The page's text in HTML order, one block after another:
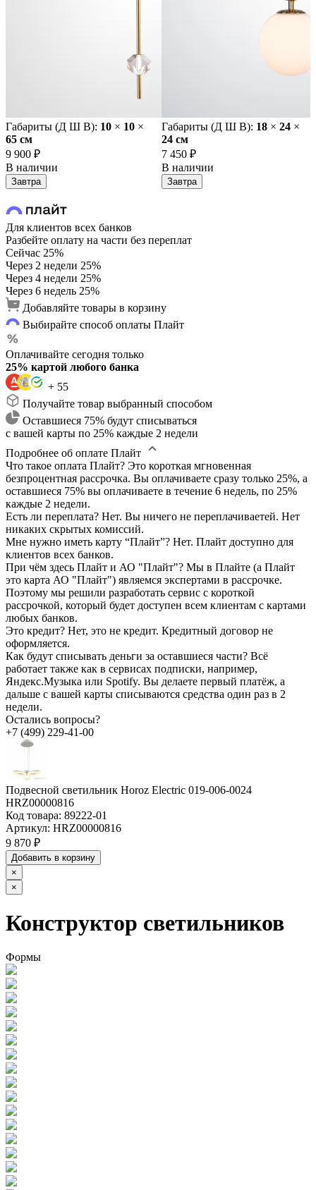
Габариты (Д Ш В): 10 × 10 ×
65 cм
9 900 ₽
В наличии
Завтра
Габариты (Д Ш В): 18 × 24 ×
24 cм
7 450 ₽
В наличии
Завтра
Для клиентов всех банков
Разбейте оплату на части без переплат
Сейчас 25%
Через 2 недели 25%
Через 4 недели 25%
Через 6 недель 25%
Добавляйте товары в корзину
Выбирайте способ оплаты Плайт
Оплачивайте сегодня только
25% картой любого банка
+ 55
Получайте товар выбранный способом
Оставшиеся 75% будут списываться
с вашей карты по 25% каждые 2 недели
Подробнее об оплате Плайт
Что такое оплата Плайт? Это короткая мгновенная
безпроцентная рассрочка. Вы оплачиваете сразу только 25%, а
оставшиеся 75% вы оплачиваете в течение 6 недель, по 25%
каждые 2 недели.
Есть ли переплата? Нет. Вы ничего не переплачиваетей. Нет
никаких скрытых комиссий.
Мне нужно иметь карту “Плайт”? Нет. Плайт доступно для
клиентов всех банков.
При чём здесь Плайт и АО "Плайт"? Мы в Плайте (а Плайт
это карта АО "Плайт") являемся экспертами в рассрочке.
Поэтому мы решили разработать сервис с короткой
рассрочкой, который будет доступен всем клиентам с картами
любых банков.
Это кредит? Нет, это не кредит. Кредитный договор не
оформляется.
Как будут списывать деньги за оставшиеся части? Всё
работает также как в сервисах подписки, например,
Яндекс.Музыка или Spotify. Вы делаете первый платёж, а
дальше с вашей карты списываются средства один раз в 2
недели.
Остались вопросы?
+7 (499) 229-41-00
Подвесной светильник Horoz Electric 019-006-0024
HRZ00000816
Код товара: 89222-01
Артикул: HRZ00000816
9 870 ₽
Добавить в корзину
×
×
Конструктор светильников
Формы